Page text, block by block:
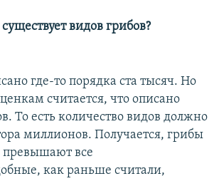
видов грибов?
где-то порядка ста тысяч. Но
считается, что описано
То есть количество видов должно
миллионов. Получается, грибы
превышают все
как раньше считали,